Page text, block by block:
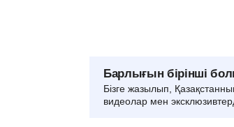
Барлығын бірінші
Бізге жазылып,
видеолар мен